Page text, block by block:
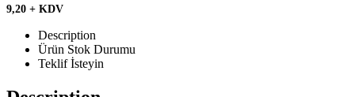
9,20 + KDV
Description
Ürün Stok Durumu
Teklif İsteyin